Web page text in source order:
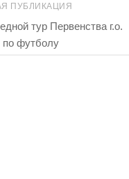
ПУБЛИКАЦИЯ
тур Первенства г.о.
по футболу